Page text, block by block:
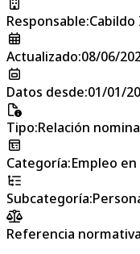
Responsable:
Actualizado:08/06/
Datos desde:01/01/
Tipo:Relación
Categoría:Empleo
Subcategoría:
Referencia